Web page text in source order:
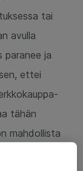
tai
avulla
paranee ja
ettei
tähän
mahdollista